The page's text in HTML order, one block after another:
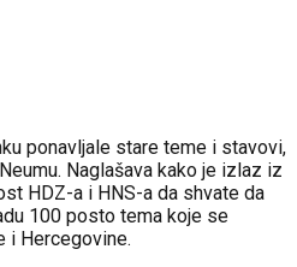
ponavljale stare teme i stavovi,
Naglašava kako je izlaz iz
HDZ-a i HNS-a da shvate da
100 posto tema koje se
i Hercegovine.